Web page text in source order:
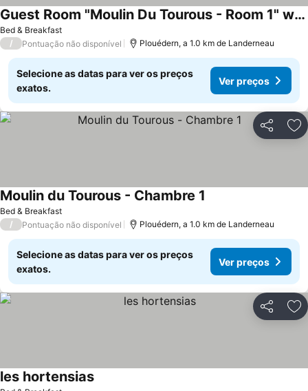
Bed & Breakfast
Guest Room "Moulin Du Tourous - Room 1" with Shared Terrace, Garden, and Wi-Fi
Ver preços
/ Pontuação não disponível Plouédern, a 1.0 km de Landerneau
Selecione as datas para ver os preços
exatos.
Ver preços
Partilhar
Bed & Breakfast
Moulin du Tourous - Chambre 1
/ Pontuação não disponível Plouédern, a 1.0 km de Landerneau
Selecione as datas para ver os preços
exatos.
Ver preços
Partilhar
les hortensiasVer preços